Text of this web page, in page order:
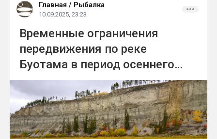
Главная / Рыбалка
10.09.2025, 23:23
Временные ограничения
передвижения по реке
Буотама в период осеннего
нереста рыб на территории
национального парка "Ленские
столбы"